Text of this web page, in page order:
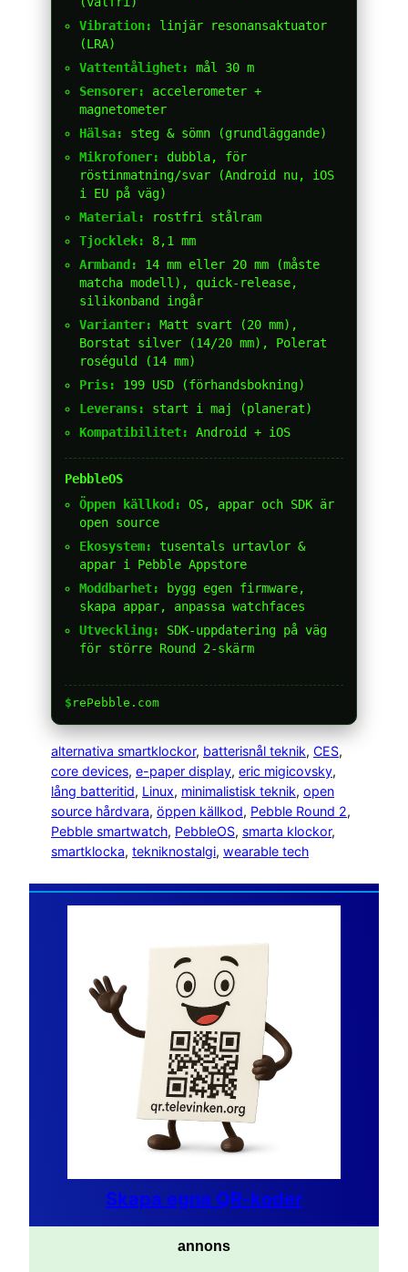
Vibration:
linjär resonansaktuator
(LRA)
Vattentålighet:
mål 30 m
Sensorer:
accelerometer +
magnetometer
Hälsa:
steg & sömn (grundläggande)
Mikrofoner:
dubbla, för
röstinmatning/svar (Android nu, iOS
i EU på väg)
Material:
rostfri stålram
Tjocklek:
8,1 mm
Armband:
14 mm eller 20 mm (måste
matcha modell), quick-release,
silikonband ingår
Varianter:
Matt svart (20 mm),
Borstat silver (14/20 mm), Polerat
roséguld (14 mm)
Pris:
199 USD (förhandsbokning)
Leverans:
start i maj (planerat)
Kompatibilitet:
Android + iOS
PebbleOS
Öppen källkod:
OS, appar och SDK är
open source
Ekosystem:
tusentals urtavlor &
appar i Pebble Appstore
Moddbarhet:
bygg egen firmware,
skapa appar, anpassa watchfaces
Utveckling:
SDK-uppdatering på väg
för större Round 2-skärm
$ rePebble.com
alternativa smartklockor, batterisnål teknik, CES
core devices, e-paper display, eric migicovsky
lång batteritid, Linux, minimalistisk teknik, open
source hårdvara, öppen källkod, Pebble Round 2
Pebble smartwatch, PebbleOS, smarta klockor
smartklocka, tekniknostalgi, wearable tech
Skapa egna QR-koder
annons